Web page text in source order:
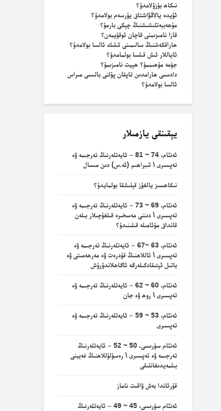
نىكاھ بۇزۇلامدۇ؟
ئۆيدە يالاڭۋاشتاق يۈرسەم بولامدۇ؟
مۇھەببەتلىشىشنىڭ چېكى بارمۇ؟
قازا نامىزىمنى قاچان ئوقۇيمەن؟
ھاراقكەشنىڭ سالىمىنى ئىلىك ئالسا بولامدۇ؟
ئاياللار ئىش قىلسا بولمامدۇ؟
جۈمە مۇھىممۇ؟ ھېيت نامىزىمۇ؟
دادىسى ھارامدىن تاپقان پۇلنى بالىسى مىراس
ئالسا بولامدۇ؟
يېقىنقى يازمىلار
ئەنئام، 74 ~ 81 – ئايەتلەرنىڭ تەرجىمە ۋە
تەپسىرى \ ئىبراھىم (ئە.س) دىن مىسال
نىكاھسىز يالغۇز قېلىشقا بولمايدۇ؟
ئەنئام، 69 ~ 73 – ئايەتلەرنىڭ تەرجىمە ۋە
تەپسىرى \ دىننى مەسخىرە قىلغۇچىلار بىلەن
قانداق مۇئامىلە قىلىنىدۇ؟
ئەنئام، 63 ~67 – ئايەتلەرنىڭ تەرجىمە ۋە
تەپسىرى \ ئاللاھنىڭ قۇدرەت ۋە مەرھەمىتى ۋە
باتىل ئېتىقادكىلەرگە ئاگاھلاندۇرۇش
ئەنئام، 60 ~ 62 – ئايەتلەرنىڭ تەرجىمە ۋە
تەپسىرى \ روھ ۋە جان
ئەنئام، 53 ~ 59 – ئايەتلەرنىڭ تەرجىمە ۋە
تەپسىرى
ئەنئام سۈرىسى، 50 ~ 52 – ئايەتلەرنىڭ
تەرجىمە ۋە تەپسىرى \ رەسۇلۇللاھنىڭ غەيبنى
بىلمەيدىغانلىقى
قۇرئاندا بەش ۋاقىت ناماز
ئەنئام سۈرىسى، 45 ~ 49 – ئايەتلەرنىڭ